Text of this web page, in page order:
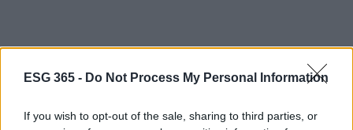
ESG 365 - Do Not Process My Personal Information
If you wish to opt-out of the sale, sharing to third parties, or
e preparati a essere ispirato. Condividi con noi le
durante l’evento. La green economy è il futuro, e